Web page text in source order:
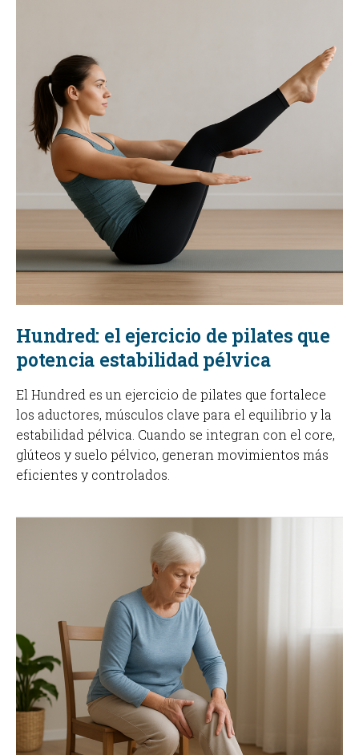
Hundred: el ejercicio de pilates que
potencia estabilidad pélvica
El Hundred es un ejercicio de pilates que fortalece
los aductores, músculos clave para el equilibrio y la
estabilidad pélvica. Cuando se integran con el core,
glúteos y suelo pélvico, generan movimientos más
eficientes y controlados.